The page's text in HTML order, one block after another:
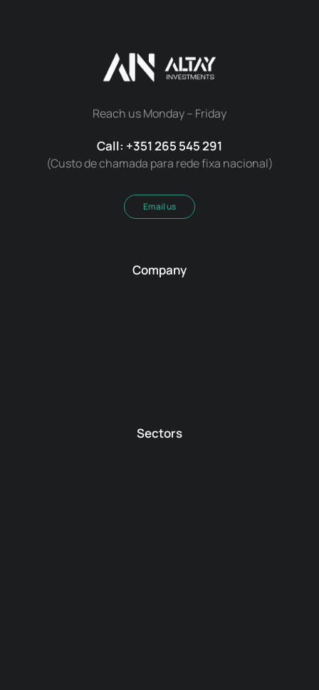
Reach us Monday – Friday
Call: +351 265 545 291
(Custo de chamada para rede fixa nacional)
Email us
Company
Sectors